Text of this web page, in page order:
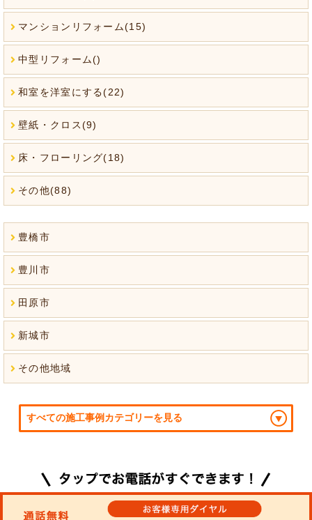
マンションリフォーム(15)
中型リフォーム()
和室を洋室にする(22)
壁紙・クロス(9)
床・フローリング(18)
その他(88)
豊橋市
豊川市
田原市
新城市
その他地域